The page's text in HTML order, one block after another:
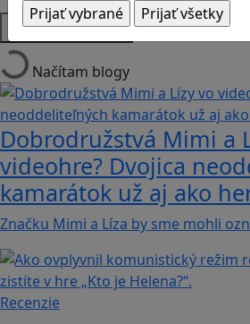
Platformy
Načítam blogy
Dobrodružstvá Mimi a
videohre? Dvojica
kamarátok už aj ako
Značku Mimi a Líza by sme mohli
Recenzie